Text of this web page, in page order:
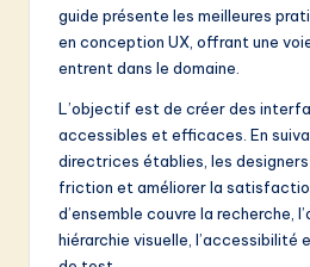
in
A
guide présente les meilleures
en conception UX, offrant une
entrent dans le domaine.
L’objectif est de créer des
accessibles et efficaces. En
directrices établies, les
friction et améliorer la
d’ensemble couvre la recherche,
hiérarchie visuelle, l’accessibilité